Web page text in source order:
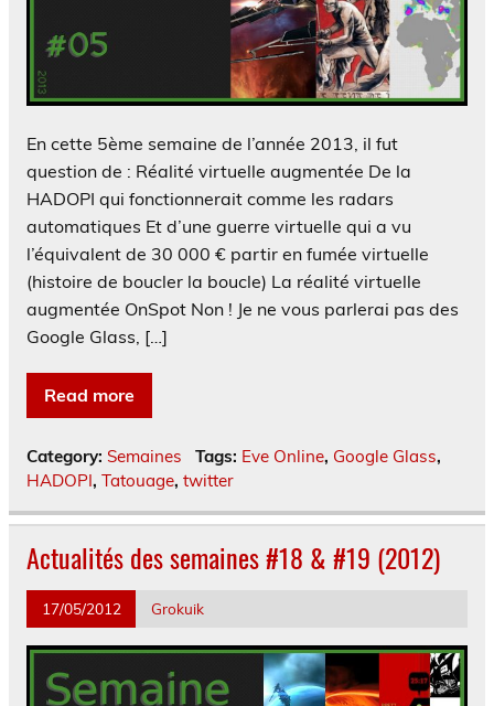
En cette 5ème semaine de l’année 2013, il fut
question de : Réalité virtuelle augmentée De la
HADOPI qui fonctionnerait comme les radars
automatiques Et d’une guerre virtuelle qui a vu
l’équivalent de 30 000 € partir en fumée virtuelle
(histoire de boucler la boucle) La réalité virtuelle
augmentée OnSpot Non ! Je ne vous parlerai pas des
Google Glass, […]
Read more
Category: Semaines Tags: Eve Online, Google Glass,
HADOPI, Tatouage, twitter
Actualités des semaines #18 & #19 (2012)
17/05/2012 Grokuik